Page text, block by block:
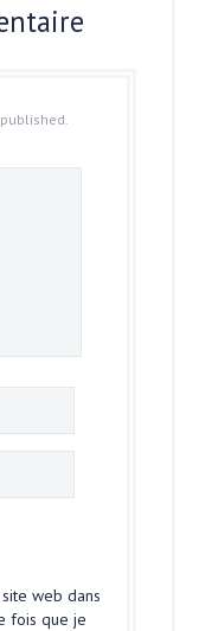
web dans
fois que je